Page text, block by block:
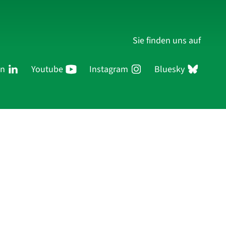
Sie finden uns auf
Youtube Instagram Bluesky